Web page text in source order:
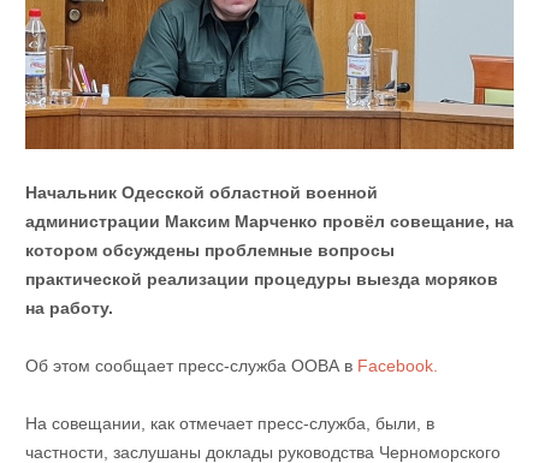
Начальник Одесской областной военной
администрации Максим Марченко провёл совещание, на
котором обсуждены проблемные вопросы
практической реализации процедуры выезда моряков
на работу.
Об этом сообщает пресс-служба ООВА вFacebook.
На совещании, как отмечает пресс-служба, были, в
частности, заслушаны доклады руководства Черноморского